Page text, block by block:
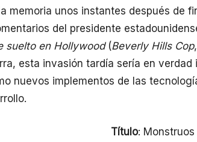
memoria unos instantes después de
del presidente
suelto en Hollywood(Beverly Hills Cop
esta invasión tardía sería en verdad
nuevos implementos de las
Título: